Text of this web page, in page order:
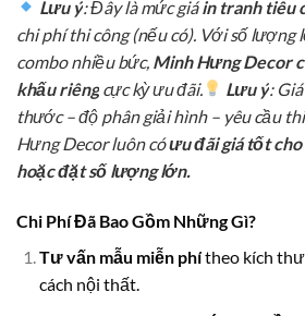
Lưu ý: Đây là mức giáin tranh tiêu
chi phí thi công (nếu có). Với số lượng
combo nhiều bức, Minh Hưng Decor
khấu riêng cực kỳ ưu đãi. Lưu ý:
thước – độ phân giải hình – yêu cầu
Hưng Decor luôn cóưu đãi giá tốt
hoặc đặt số lượng lớn.
Chi Phí Đã Bao Gồm Những Gì?
Tư vấn mẫu miễn phítheo kích
cách nội thất.